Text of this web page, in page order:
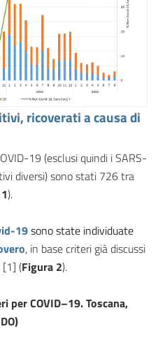
ricoverati a causa di
19 (esclusi quindi i SARS-
diversi) sono stati 726 tra
).
19sono state individuate
, in base criteri già discussi
[1] (Figura 2).
per COVID–19. Toscana,